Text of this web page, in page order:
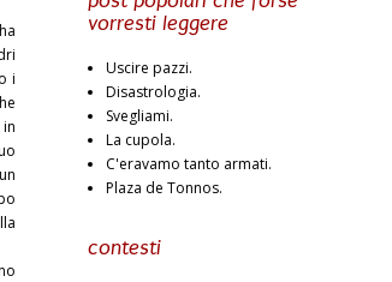
i
vorresti leggere
Uscire pazzi.
Disastrologia.
Svegliami.
La cupola.
C'eravamo tanto armati.
Plaza de Tonnos.
contesti